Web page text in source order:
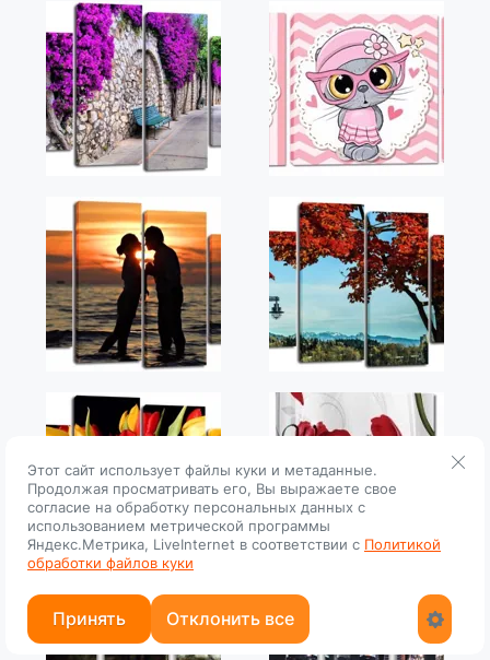
Этот сайт использует файлы куки и метаданные.
Продолжая просматривать его, Вы выражаете свое
согласие на обработку персональных данных с
использованием метрической программы
Яндекс.Метрика, LiveInternet в соответствии с Политикой
обработки файлов куки
Принять Отклонить все